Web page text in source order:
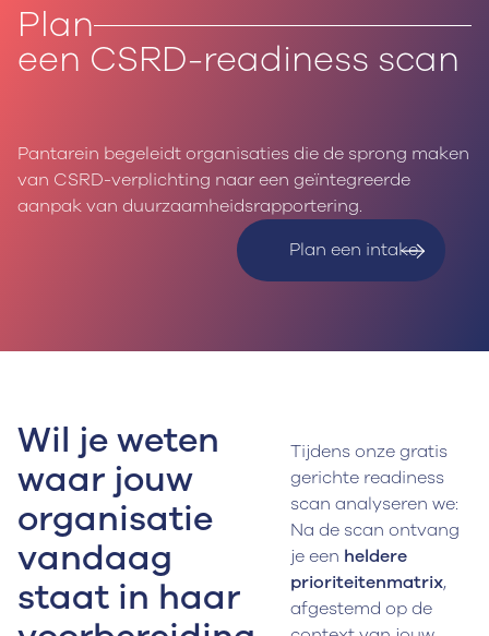
Plan
een CSRD-readiness scan
Pantarein begeleidt organisaties die de sprong maken
van CSRD-verplichting naar een geïntegreerde
aanpak van duurzaamheidsrapportering.
Plan een intake
Wil je weten
waar jouw
organisatie
vandaag
staat in haar
Tijdens onze gratis
gerichte readiness
scan analyseren we:
Na de scan ontvang
je een heldere
prioriteitenmatrix,
afgestemd op de